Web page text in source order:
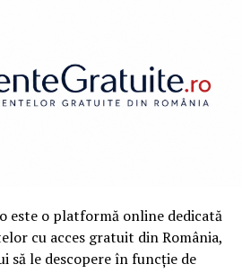
este o platformă online dedicată
cu acces gratuit din România,
să le descopere în funcție de